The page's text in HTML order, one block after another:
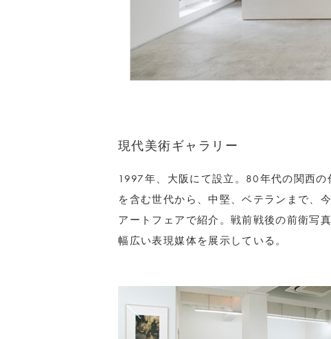
現代美術ギャラリー
1997年、大阪にて設立。80年代の関西
を含む世代から、中堅、ベテランまで、
アートフェアで紹介。戦前戦後の前衛写
幅広い表現媒体を展示している。